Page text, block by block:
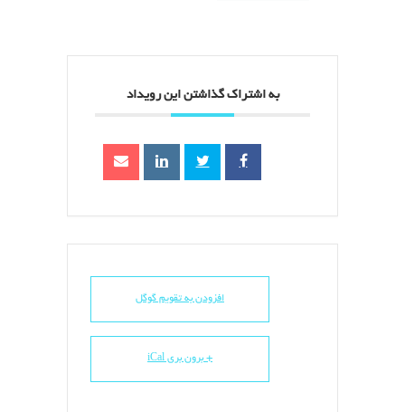
به اشتراک گذاشتن این رویداد
افزودن به تقویم گوگل
+ برون بری iCal